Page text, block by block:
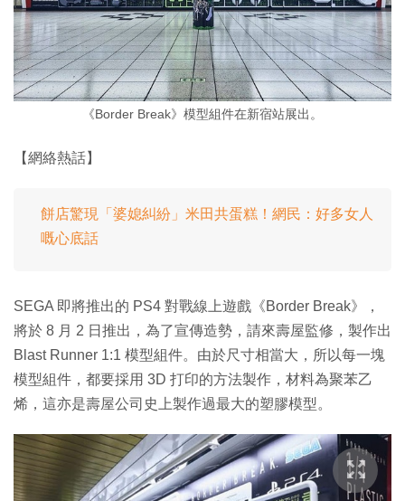
《Border Break》模型組件在新宿站展出。
【網絡熱話】
餅店驚現「婆媳糾紛」米田共蛋糕！網民：好多女人
嘅心底話
SEGA 即將推出的 PS4 對戰線上遊戲《Border Break》，
將於 8 月 2 日推出，為了宣傳造勢，請來壽屋監修，製作出
Blast Runner 1:1 模型組件。由於尺寸相當大，所以每一塊
模型組件，都要採用 3D 打印的方法製作，材料為聚苯乙
烯，這亦是壽屋公司史上製作過最大的塑膠模型。